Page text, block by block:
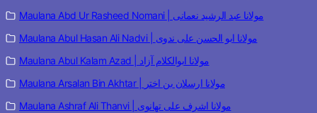
Maulana Abd Ur Rasheed Nomani | مولانا عبد الرشید نعمانی
Maulana Abul Hasan Ali Nadvi | مولانا ابو الحسن علی ندوی
Maulana Abul Kalam Azad | مولانا ابوالکلام آزاد
Maulana Arsalan Bin Akhtar | مولانا ارسلان بن اختر
Maulana Ashraf Ali Thanvi | مولانا اشرف علی تھانوی